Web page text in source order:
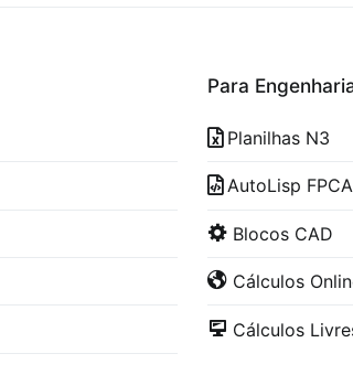
Para
Planilhas N3
AutoLisp
Blocos CAD
Cálculos
Cálculos